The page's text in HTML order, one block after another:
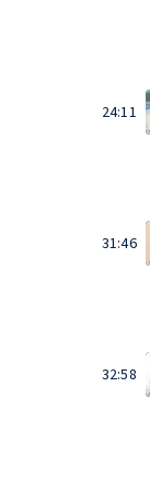
24:11
31:46
32:58